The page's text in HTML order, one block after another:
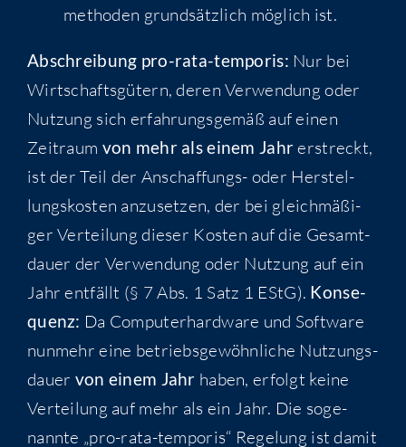
me­tho­den grund­sätz­lich mög­lich ist.
Abschrei­bung pro-rata-tem­po­ris: Nur bei
Wirt­schafts­gü­tern, deren Ver­wen­dung oder
Nut­zung sich erfah­rungs­ge­mäß auf einen
Zeit­raum von mehr als einem Jahrerstreckt,
ist der Teil der Anschaf­fungs- oder Her­stel­
lungs­kos­ten anzu­set­zen, der bei gleich­mä­ßi­
ger Ver­tei­lung die­ser Kos­ten auf die Gesamt­
dau­er der Ver­wen­dung oder Nut­zung auf ein
Jahr ent­fällt (§ 7 Abs. 1 Satz 1 EStG). Kon­se­
quenz: Da Com­pu­ter­hard­ware und Soft­ware
nun­mehr eine betriebs­ge­wöhn­li­che Nut­zungs­
dau­er von einem Jahr haben, erfolgt kei­ne
Ver­tei­lung auf mehr als ein Jahr. Die soge­
nann­te „pro-rata-tem­po­ris“ Rege­lung ist damit